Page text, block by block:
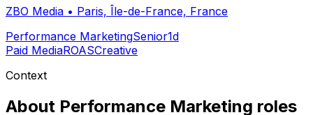
ZBO Media • Paris, Île-de-France, France
Performance MarketingSenior1d
Paid MediaROASCreative
Context
About Performance Marketing roles